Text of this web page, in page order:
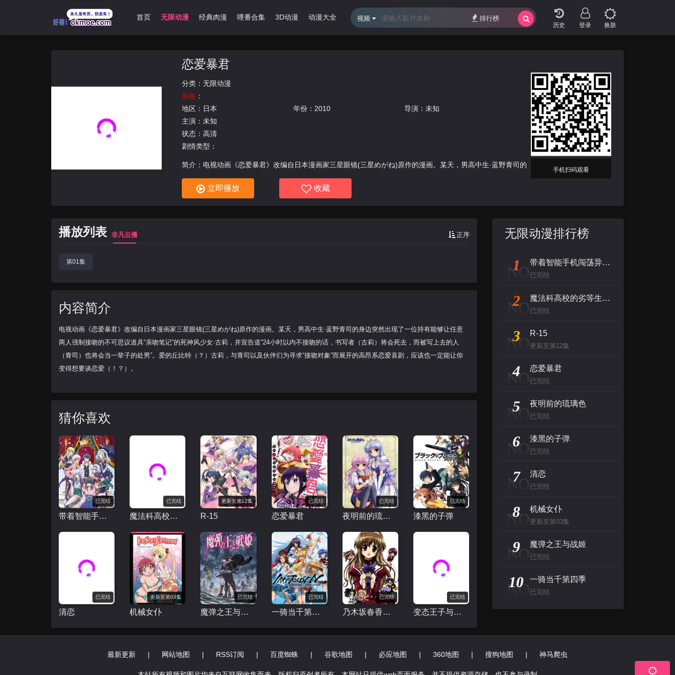
首页 无限动漫 经典肉漫 哩番合集 3D动漫 动漫大全 R级电影 影视大全 热播剧 影视专题 最近更新 排行榜
登录 换肤
视频 排行榜
恋爱暴君
分类： 无限动漫
别名 ：
地区： 日本 年份： 2010
导演：未知
主演：未知
状态：高清
剧情类型：
简介：电视动画《恋爱暴君》改编自日本漫画家三星眼镜(三星めがね)原作的漫画。某天，男高中生·蓝野青司的
身边突然出现了一位持有能够让任意两人强制接吻的不可思议道具“亲吻笔记”的死神风少女·古莉，并宣告道“24
立即播放 收藏
手机扫码观看
播放列表 非凡云播 正序
第01集
内容简介
电视动画《恋爱暴君》改编自日本漫画家三星眼镜(三星めがね)原作的漫画。某天，男高中生·蓝野青司的身边突然出现了一位持有能够让任意
两人强制接吻的不可思议道具“亲吻笔记”的死神风少女·古莉，并宣告道“24小时以内不接吻的话，书写者（古莉）将会死去，而被写上去的人
（青司）也将会当一辈子的处男”。爱的丘比特（？）古莉，与青司以及伙伴们为寻求“接吻对象”而展开的高昂系恋爱喜剧，应该也一定能让你
变得想要谈恋爱（！？）。
猜你喜欢
已完结
带着智能手机闯荡异世界
已完结
魔法科高校的劣等生 来访者篇
更新至第12集
R-15
已完结
恋爱暴君
已完结
夜明前的琉璃色
已完结
漆黑的子弹
已完结
清恋
更新至第03集
机械女仆
已完结
魔弹之王与战姬
已完结
一骑当千第四季
已完结
乃木坂春香的秘密
已完结
变态王子与不笑猫
无限动漫排行榜
NO
1 带着智能手机闯荡异世界
已完结
NO
2 魔法科高校的劣等生 来访者篇
已完结
NO
3 R-15
更新至第12集
NO
4 恋爱暴君
已完结
NO
5 夜明前的琉璃色
已完结
NO
6 漆黑的子弹
已完结
NO
7 清恋
已完结
NO
8 机械女仆
更新至第03集
NO
9 魔弹之王与战姬
已完结
NO
10 一骑当千第四季
已完结
最新更新 | 网站地图 | RSS订阅 | 百度蜘蛛 | 谷歌地图 | 必应地图 | 360地图 | 搜狗地图 | 神马爬虫